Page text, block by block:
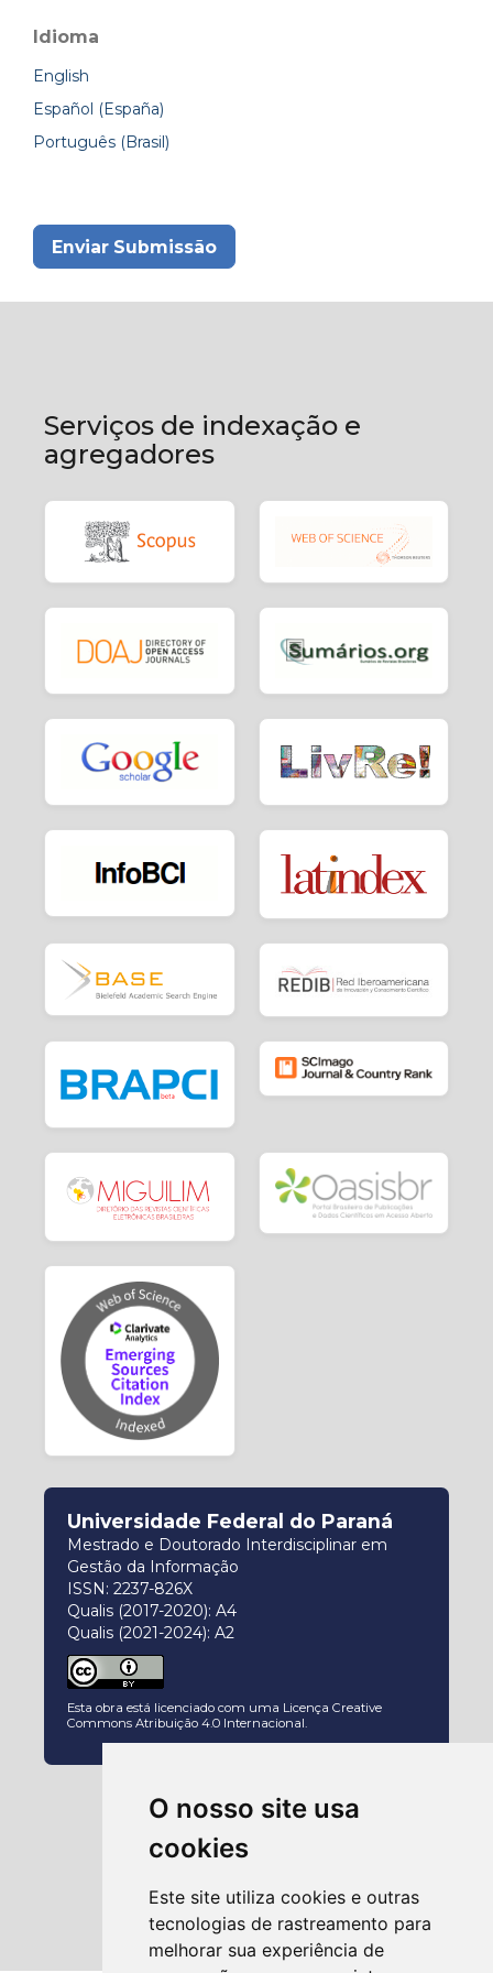
O nosso site usa
cookies
Este site utiliza cookies e outras
tecnologias de rastreamento para
melhorar sua experiência de
Idioma
English
Español (España)
Português (Brasil)
Enviar Submissão
Serviços de indexação e
agregadores
Universidade Federal do Paraná
Mestrado e Doutorado Interdisciplinar em
Gestão da Informação
ISSN: 2237-826X
Qualis (2017-2020): A4
Qualis (2021-2024): A2
Esta obra está licenciado com uma Licença Creative
Commons Atribuição 4.0 Internacional